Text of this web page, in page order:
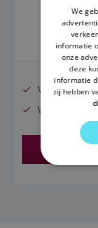
Voor 12-volt
Werkt met
We
informatie
onze
deze
informatie
zij hebben